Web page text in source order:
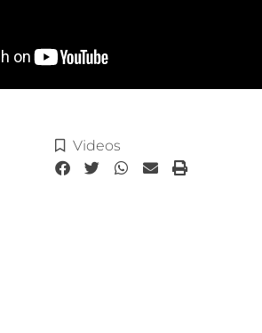
Videos